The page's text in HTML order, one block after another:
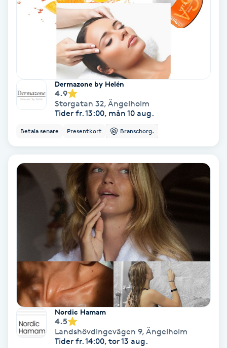
Fet hårbotten
Fettreducering
Fibromassage
Fillers
Fotmassage
Fotsvamp
Fransborttagning
Fransfärgning
Fransförlängning
Fransförlängning Megavolym
Dermazone by Helén
4.9
Storgatan 32, Ängelholm
Tider fr. 13:00, mån 10 aug.
Betala senare Presentkort Branschorg.
Nordic Hamam
4.5
Landshövdingevägen 9, Ängelholm
Tider fr. 14:00, tor 13 aug.